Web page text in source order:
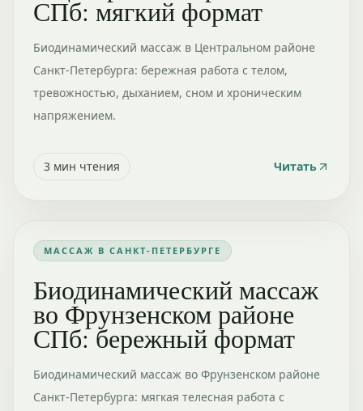
СПб: мягкий формат
Биодинамический массаж в Центральном районе
Санкт-Петербурга: бережная работа с телом,
тревожностью, дыханием, сном и хроническим
напряжением.
3 мин чтения Читать
МАССАЖ В САНКТ-ПЕТЕРБУРГЕ
Биодинамический массаж
во Фрунзенском районе
СПб: бережный формат
Биодинамический массаж во Фрунзенском районе
Санкт-Петербурга: мягкая телесная работа с